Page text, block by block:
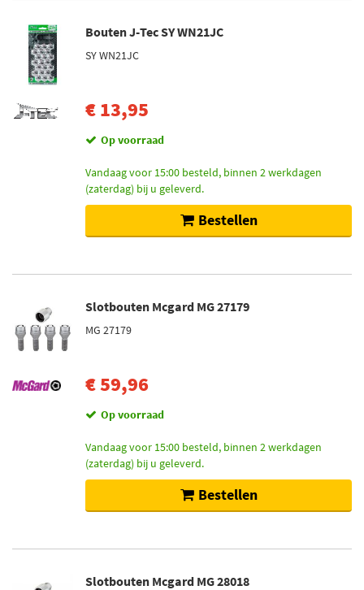
Bouten J-Tec SY WN21JC
SY WN21JC
€ 13,95
Op voorraad
Vandaag voor 15:00 besteld, binnen 2 werkdagen
(zaterdag) bij u geleverd.
Bestellen
Slotbouten Mcgard MG 27179
MG 27179
€ 59,96
Op voorraad
Vandaag voor 15:00 besteld, binnen 2 werkdagen
(zaterdag) bij u geleverd.
Bestellen
Slotbouten Mcgard MG 28018